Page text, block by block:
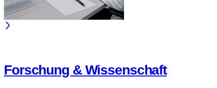
Forschung & Wissenschaft